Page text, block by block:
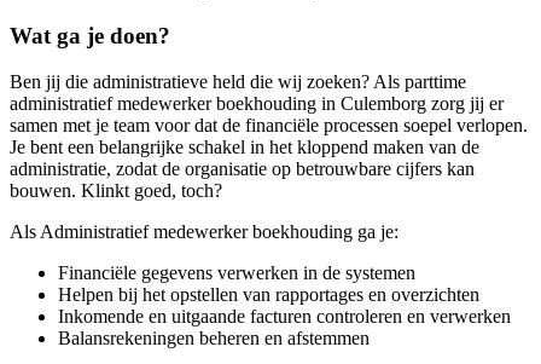
Wat ga je doen?
Ben jij die administratieve held die wij zoeken? Als parttime
administratief medewerker boekhouding in Culemborg zorg jij er
samen met je team voor dat de financiële processen soepel verlopen.
Je bent een belangrijke schakel in het kloppend maken van de
administratie, zodat de organisatie op betrouwbare cijfers kan
bouwen. Klinkt goed, toch?
Als Administratief medewerker boekhouding ga je:
Financiële gegevens verwerken in de systemen
Helpen bij het opstellen van rapportages en overzichten
Inkomende en uitgaande facturen controleren en verwerken
Balansrekeningen beheren en afstemmen